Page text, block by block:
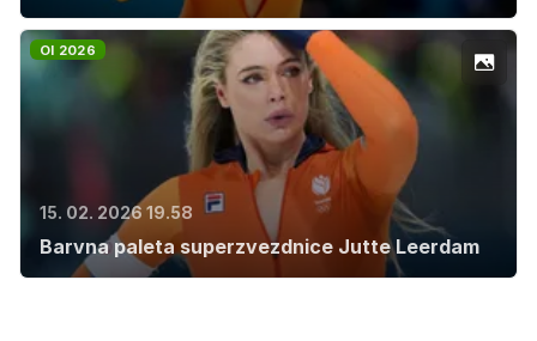
OI 2026
15. 02. 2026 19.58
Barvna paleta superzvezdnice Jutte Leerdam